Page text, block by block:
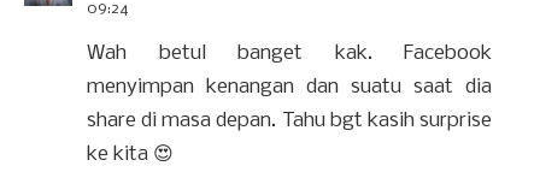
09:24
Wah betul banget kak. Facebook
menyimpan kenangan dan suatu saat dia
share di masa depan. Tahu bgt kasih surprise
ke kita 😍